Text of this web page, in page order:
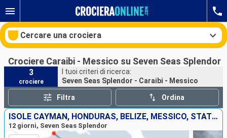
Cercare una crociera
Le nostre destinazioni
Mesi di partenza
Crociere Caraibi - Messico su Seven Seas Splendor
3
crociere
I tuoi criteri di ricerca:
Seven Seas Splendor - Caraibi - Messico
Filtra Ordina
ISOLE CAYMAN, HONDURAS, BELIZE, MESSICO, STATI UNITI
12 giorni, Seven Seas Splendor